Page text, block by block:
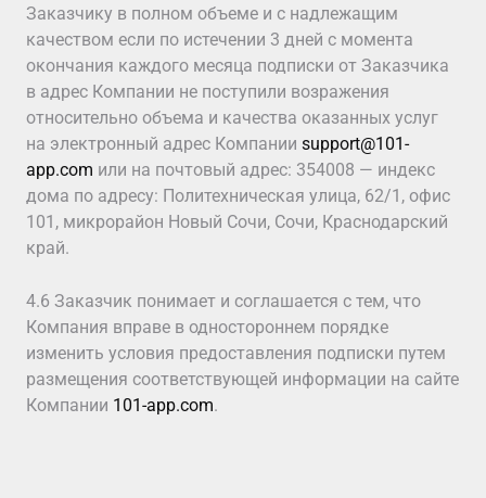
Заказчику в полном объеме и с надлежащим
качеством если по истечении 3 дней с момента
окончания каждого месяца подписки от Заказчика
в адрес Компании не поступили возражения
относительно объема и качества оказанных услуг
на электронный адрес Компании support@101-
app.com или на почтовый адрес: 354008 — индекс
дома по адресу: Политехническая улица, 62/1, офис
101, микрорайон Новый Сочи, Сочи, Краснодарский
край.
4.6 Заказчик понимает и соглашается с тем, что
Компания вправе в одностороннем порядке
изменить условия предоставления подписки путем
размещения соответствующей информации на сайте
Компании 101-app.com.